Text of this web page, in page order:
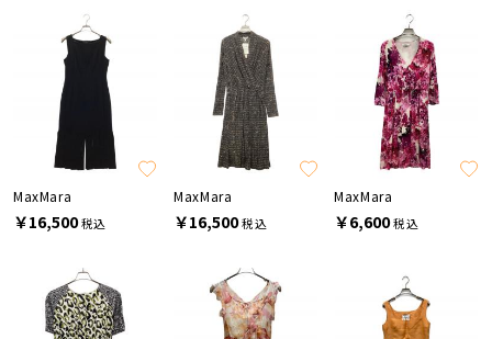
MaxMara
￥16,500税込
MaxMara
￥16,500税込
MaxMara
￥6,600税込